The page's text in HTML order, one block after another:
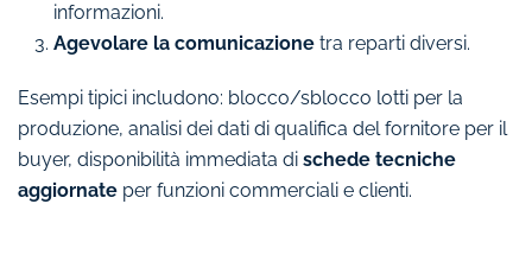
informazioni.
Agevolare la comunicazione tra reparti diversi.
Esempi tipici includono: blocco/sblocco lotti per la
produzione, analisi dei dati di qualifica del fornitore per il
buyer, disponibilità immediata di schede tecniche
aggiornate per funzioni commerciali e clienti.